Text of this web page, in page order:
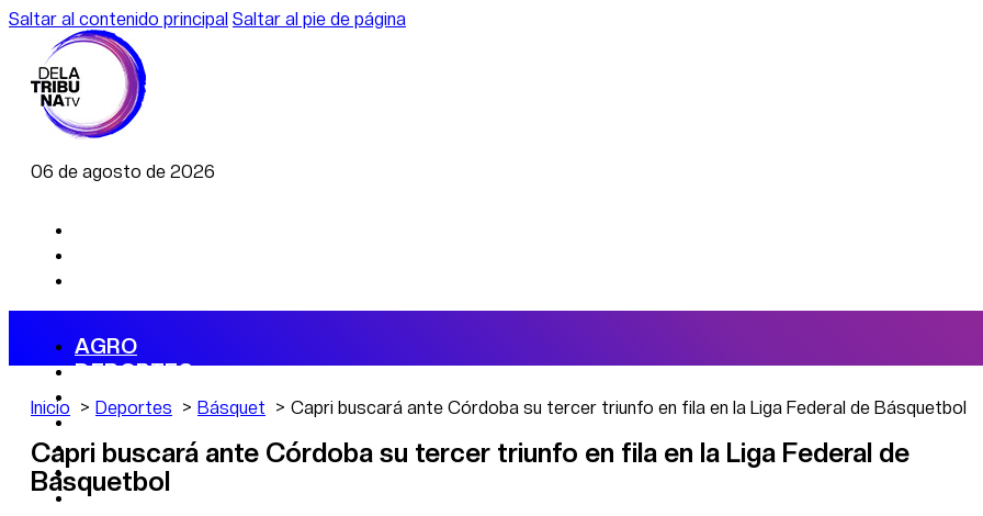
Saltar al contenido principal Saltar al pie de página
06 de agosto de 2026
AGRO
DEPORTES
ECONOMÍA
POLÍTICA
CAMBIO CLIMÁTICO
DATA FIRME
DE LA TRIBUNA TV
Inicio Deportes Básquet Capri buscará ante Córdoba su tercer triunfo en fila en la Liga Federal de Básquetbol
Capri buscará ante Córdoba su tercer triunfo en fila en la Liga Federal de
Básquetbol